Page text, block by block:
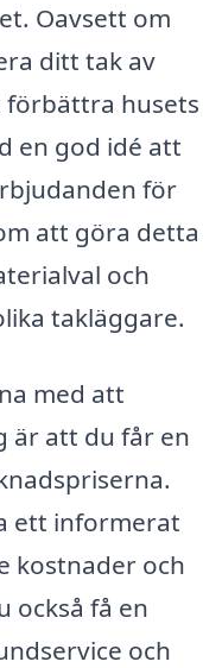
Oavsett om
ditt tak av
förbättra husets
en god idé att
för
att göra detta
och
takläggare.
med att
är att du får en
ett informerat
kostnader och
också få en
och